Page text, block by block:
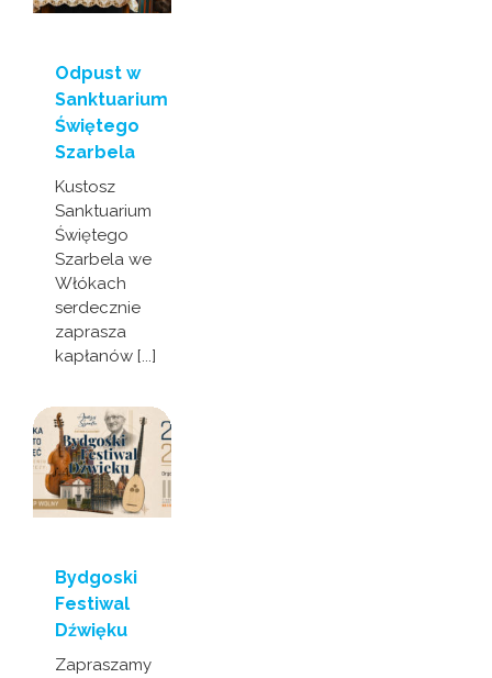
Odpust w
Sanktuarium
Świętego
Szarbela
Kustosz
Sanktuarium
Świętego
Szarbela we
Włókach
serdecznie
zaprasza
kapłanów [...]
Bydgoski
Festiwal
Dźwięku
Zapraszamy